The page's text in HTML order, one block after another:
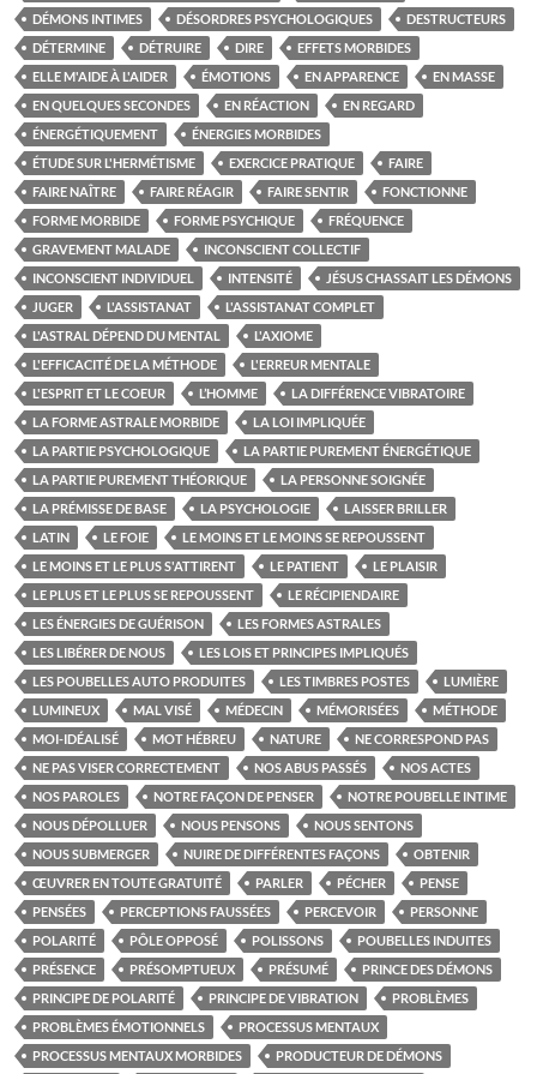
DÉMONS INTIMES DÉSORDRES PSYCHOLOGIQUES
DESTRUCTEURS
DÉTERMINE
DÉTRUIRE DIRE
EFFETS MORBIDES
ELLE M'AIDE À L'AIDER
ÉMOTIONS EN APPARENCE
EN MASSE
EN QUELQUES SECONDES
EN RÉACTION
EN REGARD
ÉNERGÉTIQUEMENT
ÉNERGIES MORBIDES
ÉTUDE SUR L'HERMÉTISME
EXERCICE PRATIQUE
FAIRE
FAIRE NAÎTRE
FAIRE RÉAGIR FAIRE SENTIR
FONCTIONNE
FORME MORBIDE
FORME PSYCHIQUE
FRÉQUENCE
GRAVEMENT MALADE
INCONSCIENT COLLECTIF
INCONSCIENT INDIVIDUEL
INTENSITÉ
JÉSUS CHASSAIT LES DÉMONS
JUGER
L'ASSISTANAT
L'ASSISTANAT COMPLET
L'ASTRAL DÉPEND DU MENTAL
L'AXIOME
L'EFFICACITÉ DE LA MÉTHODE
L'ERREUR MENTALE
L'ESPRIT ET LE COEUR
L’HOMME
LA DIFFÉRENCE VIBRATOIRE
LA FORME ASTRALE MORBIDE
LA LOI IMPLIQUÉE
LA PARTIE PSYCHOLOGIQUE
LA PARTIE PUREMENT ÉNERGÉTIQUE
LA PARTIE PUREMENT THÉORIQUE
LA PERSONNE SOIGNÉE
LA PRÉMISSE DE BASE
LA PSYCHOLOGIE
LAISSER BRILLER
LATIN
LE FOIE
LE MOINS ET LE MOINS SE REPOUSSENT
LE MOINS ET LE PLUS S'ATTIRENT
LE PATIENT
LE PLAISIR
LE PLUS ET LE PLUS SE REPOUSSENT
LE RÉCIPIENDAIRE
LES ÉNERGIES DE GUÉRISON
LES FORMES ASTRALES
LES LIBÉRER DE NOUS
LES LOIS ET PRINCIPES IMPLIQUÉS
LES POUBELLES AUTO PRODUITES
LES TIMBRES POSTES
LUMIÈRE
LUMINEUX
MAL VISÉ MÉDECIN MÉMORISÉES
MÉTHODE
MOI-IDÉALISÉ
MOT HÉBREU NATURE
NE CORRESPOND PAS
NE PAS VISER CORRECTEMENT
NOS ABUS PASSÉS
NOS ACTES
NOS PAROLES
NOTRE FAÇON DE PENSER
NOTRE POUBELLE INTIME
NOUS DÉPOLLUER
NOUS PENSONS
NOUS SENTONS
NOUS SUBMERGER
NUIRE DE DIFFÉRENTES FAÇONS
OBTENIR
ŒUVRER EN TOUTE GRATUITÉ
PARLER PÉCHER
PENSE
PENSÉES
PERCEPTIONS FAUSSÉES PERCEVOIR
PERSONNE
POLARITÉ
PÔLE OPPOSÉ POLISSONS
POUBELLES INDUITES
PRÉSENCE
PRÉSOMPTUEUX PRÉSUMÉ
PRINCE DES DÉMONS
PRINCIPE DE POLARITÉ
PRINCIPE DE VIBRATION
PROBLÈMES
PROBLÈMES ÉMOTIONNELS
PROCESSUS MENTAUX
PROCESSUS MENTAUX MORBIDES
PRODUCTEUR DE DÉMONS